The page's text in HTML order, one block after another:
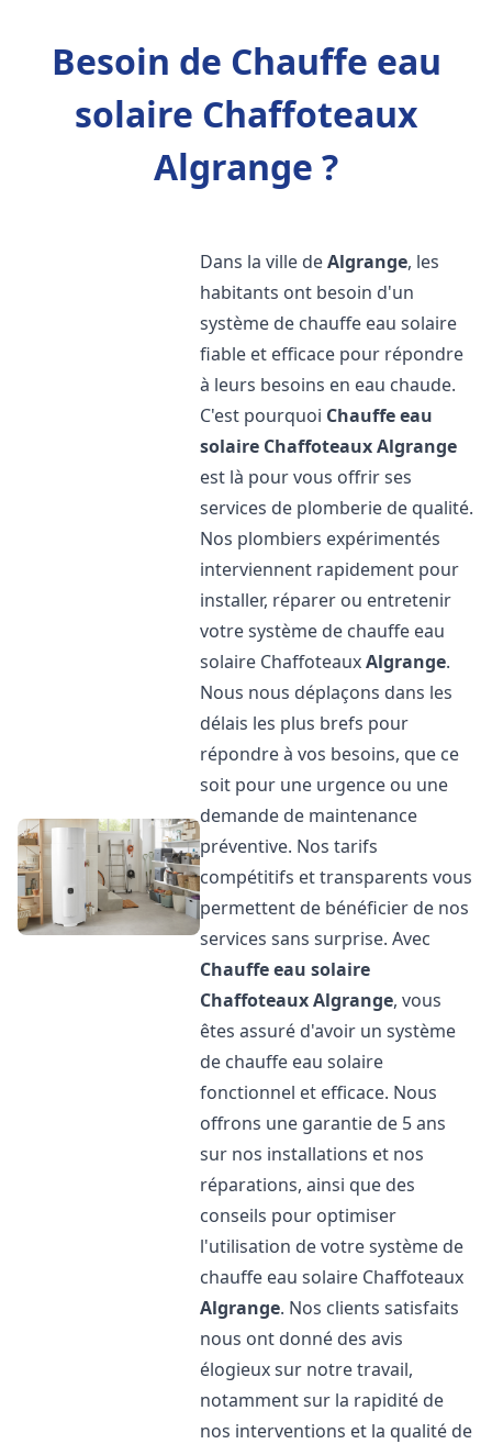
Besoin de Chauffe eau
solaire Chaffoteaux
Algrange ?
Dans la ville deAlgrange, les
habitants ont besoin d'un
système de chauffe eau solaire
fiable et efficace pour répondre
à leurs besoins en eau chaude.
C'est pourquoi Chauffe eau
solaire ChaffoteauxAlgrange
est là pour vous offrir ses
services de plomberie de qualité.
Nos plombiers expérimentés
interviennent rapidement pour
installer, réparer ou entretenir
votre système de chauffe eau
solaire ChaffoteauxAlgrange.
Nous nous déplaçons dans les
délais les plus brefs pour
répondre à vos besoins, que ce
soit pour une urgence ou une
demande de maintenance
préventive. Nos tarifs
compétitifs et transparents vous
permettent de bénéficier de nos
services sans surprise. Avec
Chauffe eau solaire
ChaffoteauxAlgrange, vous
êtes assuré d'avoir un système
de chauffe eau solaire
fonctionnel et efficace. Nous
offrons une garantie de 5 ans
sur nos installations et nos
réparations, ainsi que des
conseils pour optimiser
l'utilisation de votre système de
chauffe eau solaire Chaffoteaux
Algrange. Nos clients satisfaits
nous ont donné des avis
élogieux sur notre travail,
notamment sur la rapidité de
nos interventions et la qualité de